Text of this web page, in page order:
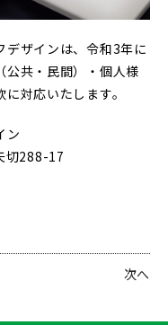
デザインは、令和3年に
公共・民間）・個人様
対応いたします。
ン
切288-17
次へ